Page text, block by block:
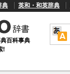
典 英和・和英辞典
百科事典
!